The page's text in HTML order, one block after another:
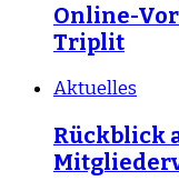
Online-
Triplit
Aktuelles
Rückblick